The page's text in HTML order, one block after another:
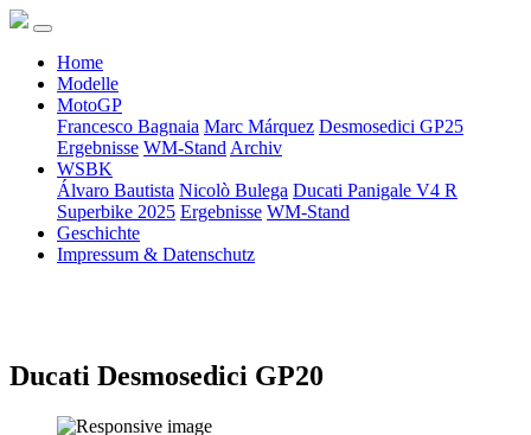
Home
Modelle
MotoGP
Francesco Bagnaia Marc Márquez Desmosedici GP25
Ergebnisse WM-Stand Archiv
WSBK
Álvaro Bautista Nicolò Bulega Ducati Panigale V4 R
Superbike 2025 Ergebnisse WM-Stand
Geschichte
Impressum & Datenschutz
Ducati Desmosedici GP20